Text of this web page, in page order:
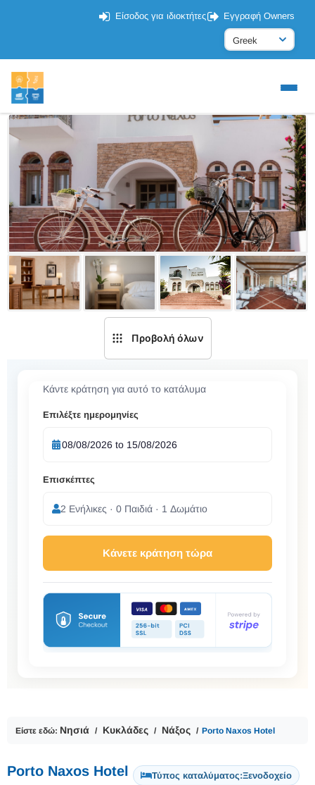
Είσοδος για ιδιοκτήτες Εγγραφή Owners
Προβολή όλων
Κάντε κράτηση για αυτό το κατάλυμα
Επιλέξτε ημερομηνίες
Επισκέπτες
2 Ενήλικες · 0 Παιδιά · 1 Δωμάτιο
Κάνετε κράτηση τώρα
Είστε εδώ: Νησιά Κυκλάδες Νάξος Porto Naxos Hotel
Porto Naxos Hotel Τύπος καταλύματος:Ξενοδοχείο